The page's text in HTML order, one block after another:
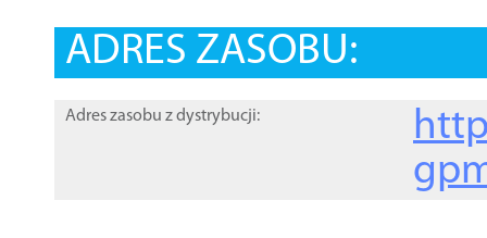
ADRES ZASOBU:
Adres zasobu z dystrybucji: